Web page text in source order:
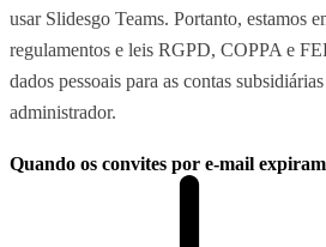
usar Slidesgo Teams. Portanto, estamos
regulamentos e leis RGPD, COPPA e
dados pessoais para as contas
administrador.
Quando os convites por e-mail